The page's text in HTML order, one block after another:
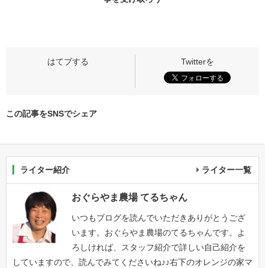
この記事をSNSでシェア
ライター紹介 ライター一覧
おぐらやま農場 てるちゃん
いつもブログを読んでいただきありがとうござ
います。おぐらやま農場のてるちゃんです。よ
ろしければ、スタッフ紹介で詳しい自己紹介を
していますので、読んでみてくださいね♪♪右下のオレンジの家マ